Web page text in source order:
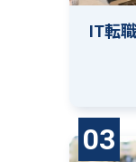
IT転
03